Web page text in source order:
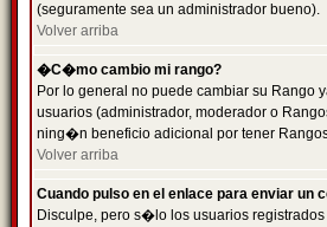
(seguramente sea un administrador bueno).
Volver arriba
�C�mo cambio mi rango?
Por lo general no puede cambiar su
usuarios (administrador, moderador o
ning�n beneficio adicional por tener
Volver arriba
Cuando pulso en el enlace para enviar
Disculpe, pero s�lo los usuarios